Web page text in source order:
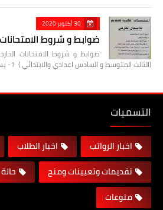
30 أكتوبر 2020
ضوابط و شروط
ضوابط و شروط الامتحانات
(الثالث المتوسط و السادس اعدادي والابتدائي ) 1- يبدأ ال…
التسميات
اخبار الرواتب اخبار الطلاب
تقديمات وتعيينات ومنح
منوعات